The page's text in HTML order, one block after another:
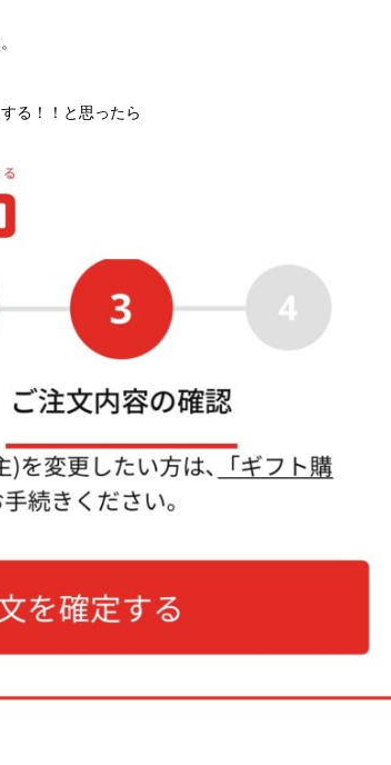
る！！と思ったら